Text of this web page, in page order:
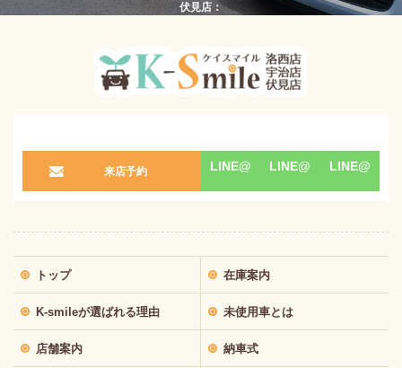
伏見店：
来店予約 LINE@ LINE@ LINE@
トップ 在庫案内
K-smileが選ばれる理由 未使用車とは
店舗案内 納車式